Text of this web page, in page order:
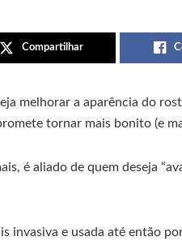
Compartilhar
melhorar a aparência do
tornar mais bonito (e
é aliado de quem deseja
invasiva e usada até então